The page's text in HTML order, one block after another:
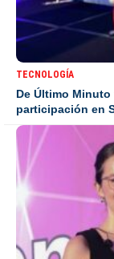
TECNOLOGÍA
De Último
participación en